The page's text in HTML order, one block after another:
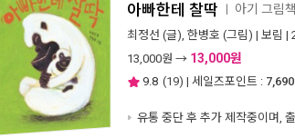
아빠한테 찰딱 아기 그림
최정선 (글), 한병호 (그림) | 보림 |
13,000원 → 13,000원
9.8 (19) | 세일즈포인트 : 7,690
유통 중단 후 추가 제작중이며,